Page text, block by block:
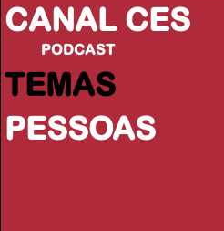
CANAL CES
PODCAST
TEMAS
PESSOAS